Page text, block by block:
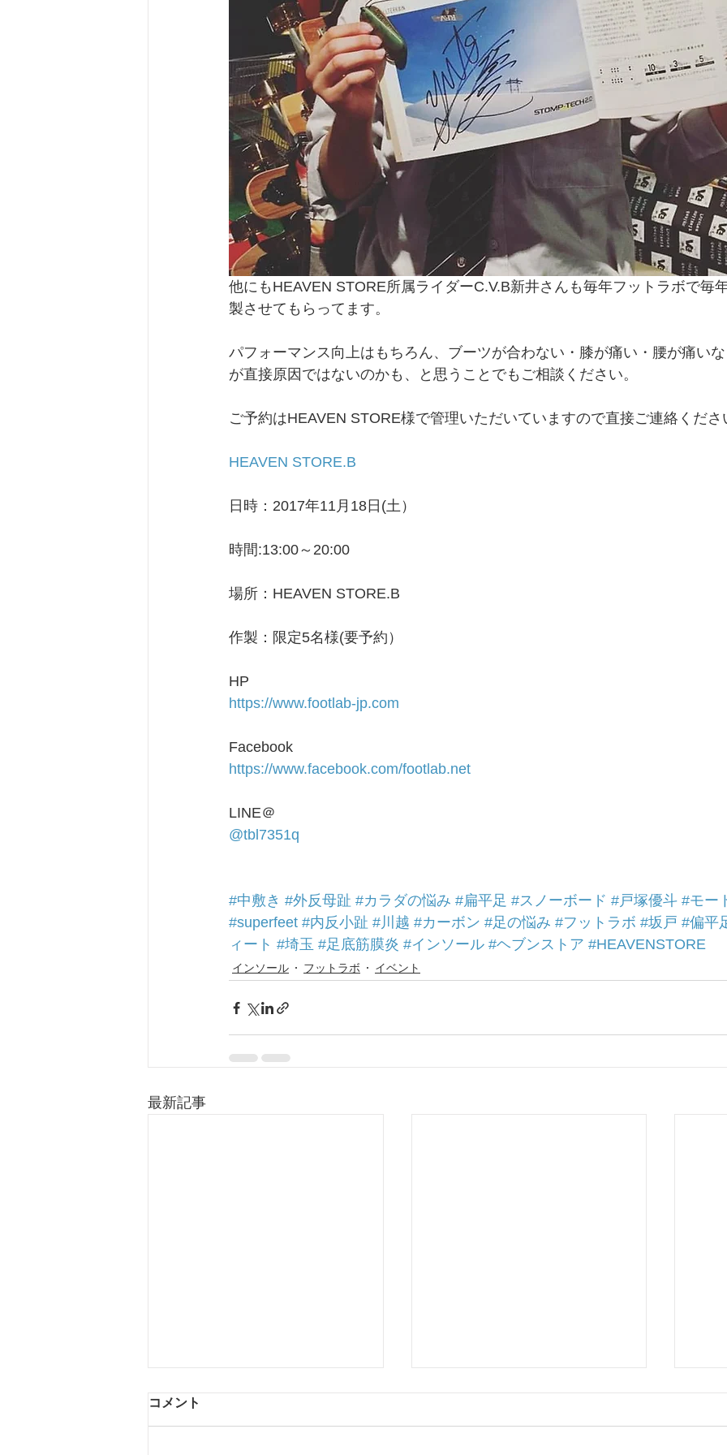
他にもHEAVEN STORE所属ライダーC.V.B新井さんも毎年フットラボで毎
製させてもらってます。
パフォーマンス向上はもちろん、ブーツが合わない・膝が痛い・腰が痛い
が直接原因ではないのかも、と思うことでもご相談ください。
ご予約はHEAVEN STORE様で管理いただいていますので直接ご連絡くださ
HEAVEN STORE.B
日時：2017年11月18日(土）
時間:13:00～20:00
場所：HEAVEN STORE.B
作製：限定5名様(要予約）
HP
https://www.footlab-jp.com
Facebook
https://www.facebook.com/footlab.net
LINE＠
@tbl7351q
#中敷き #外反母趾 #カラダの悩み #扁平足 #スノーボード #戸塚優斗 #モー
#superfeet #内反小趾 #川越 #カーボン #足の悩み #フットラボ #坂戸 #偏平
ィート #埼玉 #足底筋膜炎 #インソール #ヘブンストア #HEAVENSTORE
インソール フットラボ イベント
最新記事
コメント